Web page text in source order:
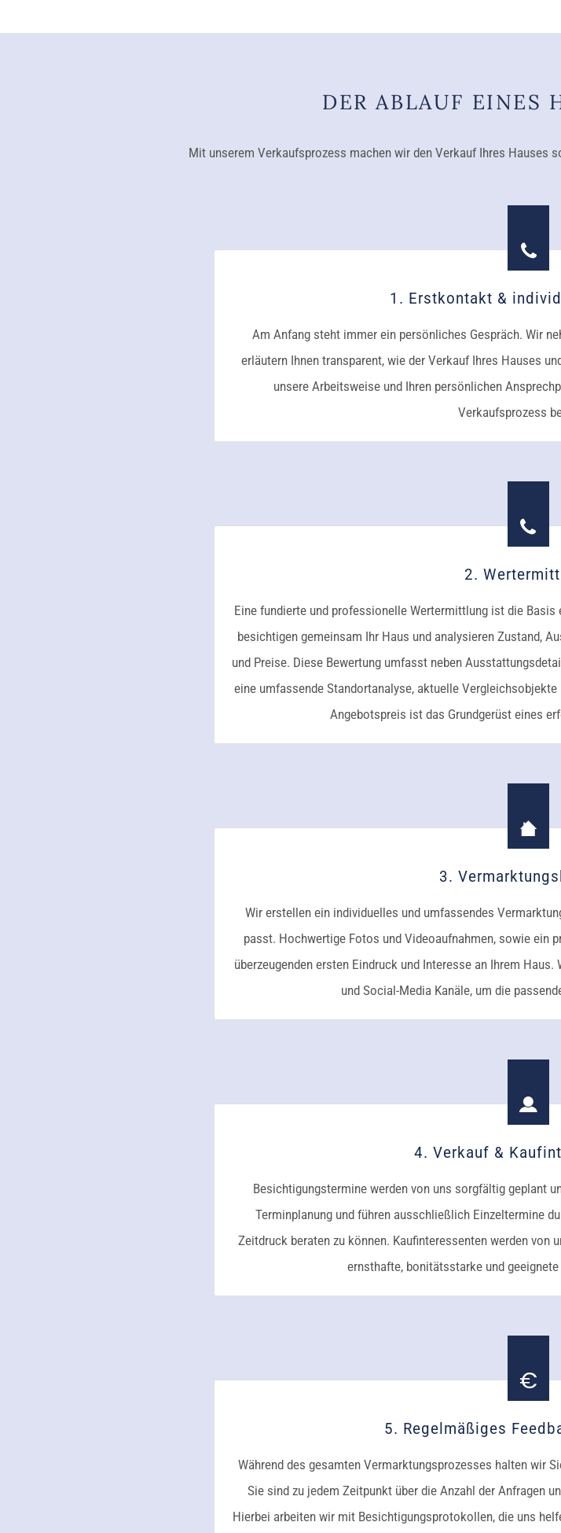
DER ABLAUF EINES
Mit unserem Verkaufsprozess machen wir den Verkauf Ihres Hauses
1. Erstkontakt &
Am Anfang steht immer ein persönliches Gespräch. Wir
erläutern Ihnen transparent, wie der Verkauf Ihres Hauses
unsere Arbeitsweise und Ihren persönlichen
Verkaufsprozess
2.
Eine fundierte und professionelle Wertermittlung ist die
besichtigen gemeinsam Ihr Haus und analysieren Zustand,
und Preise. Diese Bewertung umfasst neben
eine umfassende Standortanalyse, aktuelle
Angebotspreis ist das Grundgerüst eines
3.
Wir erstellen ein individuelles und umfassendes
passt. Hochwertige Fotos und Videoaufnahmen, sowie ein
überzeugenden ersten Eindruck und Interesse an Ihrem
und Social-Media Kanäle, um die
4. Verkauf &
Besichtigungstermine werden von uns sorgfältig geplant
Terminplanung und führen ausschließlich Einzeltermine
Zeitdruck beraten zu können. Kaufinteressenten werden von
ernsthafte, bonitätsstarke und
5. Regelmäßiges
Während des gesamten Vermarktungsprozesses halten wir
Sie sind zu jedem Zeitpunkt über die Anzahl der Anfragen
Hierbei arbeiten wir mit Besichtigungsprotokollen, die uns